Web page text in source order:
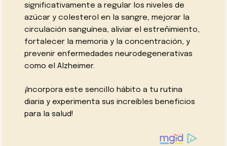
significativamente a regular los niveles de
azúcar y colesterol en la sangre, mejorar la
circulación sanguínea, aliviar el estreñimiento,
fortalecer la memoria y la concentración, y
prevenir enfermedades neurodegenerativas
como el Alzheimer.
¡Incorpora este sencillo hábito a tu rutina
diaria y experimenta sus increíbles beneficios
para la salud!